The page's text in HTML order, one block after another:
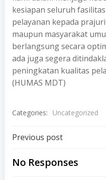
kesiapan seluruh
pelayanan kepada
maupun masyarakat
berlangsung secara
ada juga segera
peningkatan kualitas
(HUMAS MDT)
Categories: Uncategorized
Post
navigation
Previous post
No Responses